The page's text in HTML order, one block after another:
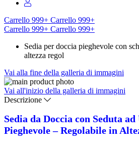
Carrello 999+ Carrello 999+
Carrello 999+ Carrello 999+
Sedia per doccia pieghevole con
altezza regol
Vai alla fine della galleria di immagini
Vai all'inizio della galleria di immagini
Descrizione
Sedia da Doccia con Seduta ad
Pieghevole – Regolabile in